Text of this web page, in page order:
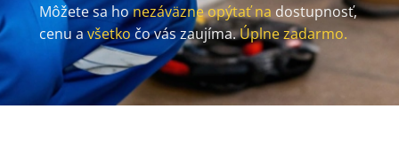
Môžete sa honezáväzne opýtať na dostupnosť,
cenu avšetkočo vás zaujíma.Úplne zadarmo.